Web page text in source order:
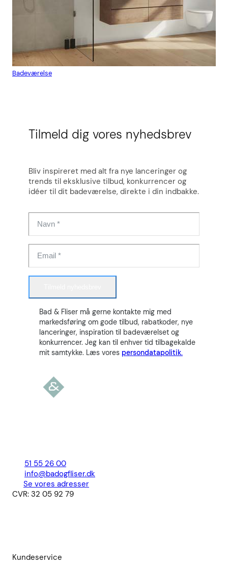
Badeværelse
Tilmeld dig vores nyhedsbrev
Bliv inspireret med alt fra nye lanceringer og
trends til eksklusive tilbud, konkurrencer og
idéer til dit badeværelse, direkte i din indbakke.
Bad & Fliser må gerne kontakte mig med
markedsføring om gode tilbud, rabatkoder, nye
lanceringer, inspiration til badeværelset og
konkurrencer. Jeg kan til enhver tid tilbagekalde
mit samtykke. Læs vores persondatapolitik.
51 55 26 00
info@badogfliser.dk
Se vores adresser
CVR: 32 05 92 79
Kundeservice